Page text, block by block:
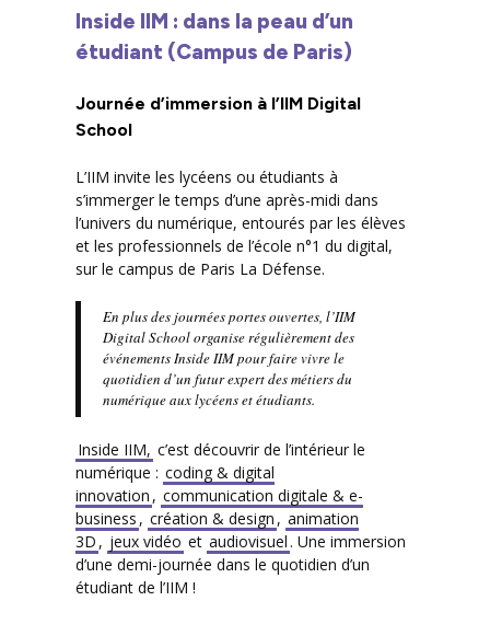
Inside IIM : dans la peau d’un
étudiant (Campus de Paris)
Journée d’immersion à l’IIM Digital
School
L’IIM invite les lycéens ou étudiants à
s’immerger le temps d’une après-midi dans
l’univers du numérique, entourés par les élèves
et les professionnels de l’école n°1 du digital,
sur le campus de Paris La Défense.
En plus des journées portes ouvertes, l’IIM
Digital School organise régulièrement des
événements Inside IIM pour faire vivre le
quotidien d’un futur expert des métiers du
numérique aux lycéens et étudiants.
Inside IIM, c’est découvrir de l’intérieur le
numérique : coding & digital
innovation , communication digitale & e-
business , création & design , animation
3D , jeux vidéo et audiovisuel . Une immersion
d’une demi-journée dans le quotidien d’un
étudiant de l’IIM !